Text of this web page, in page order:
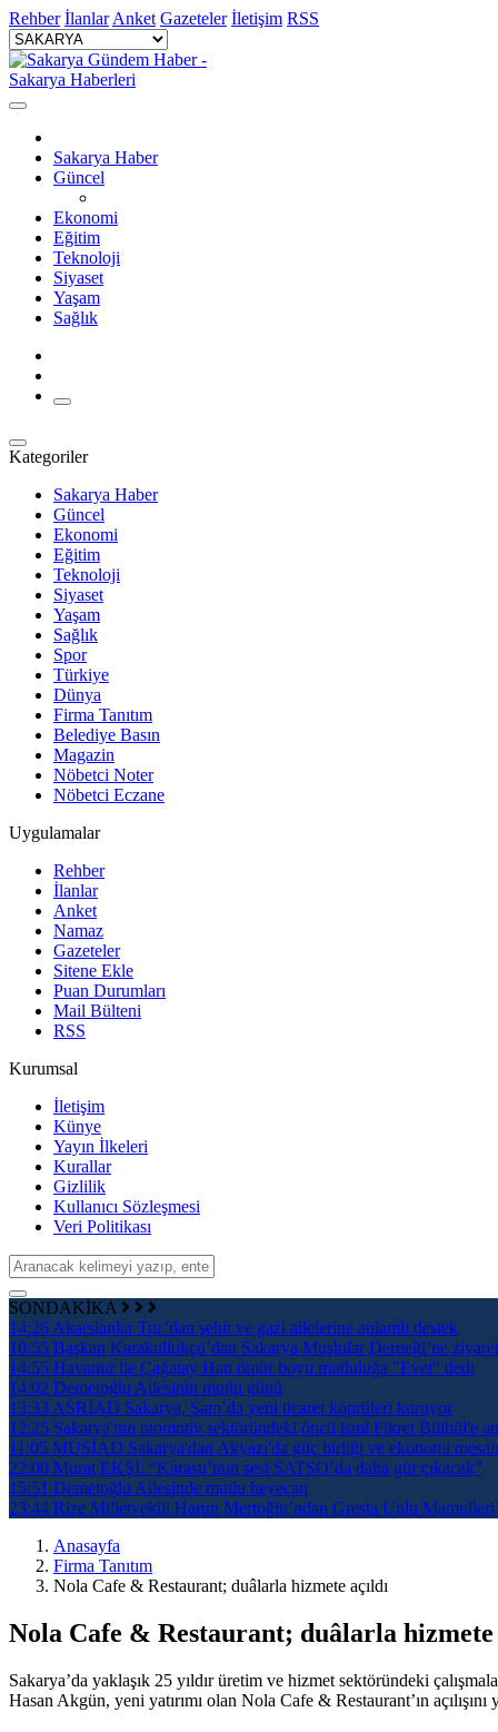
Rehber İlanlar Anket Gazeteler İletişim RSS
Sakarya Haber
Güncel
Ekonomi
Eğitim
Teknoloji
Siyaset
Yaşam
Sağlık
Kategoriler
Sakarya Haber
Güncel
Ekonomi
Eğitim
Teknoloji
Siyaset
Yaşam
Sağlık
Spor
Türkiye
Dünya
Firma Tanıtım
Belediye Basın
Magazin
Nöbetci Noter
Nöbetci Eczane
Uygulamalar
Rehber
İlanlar
Anket
Namaz
Gazeteler
Sitene Ekle
Puan Durumları
Mail Bülteni
RSS
Kurumsal
İletişim
Künye
Yayın İlkeleri
Kurallar
Gizlilik
Kullanıcı Sözleşmesi
Veri Politikası
SONDAKİKA
14:26 Akarslanlar Tur’dan şehit ve gazi ailelerine anlamlı destek
10:55 Başkan Karakullukçu’dan Sakarya Muşlular Derneği’ne ziyaret
14:55 Havanur ile Çağatay Han ömür boyu mutluluğa "Evet" dedi
14:02 Demetoğlu Ailesinin mutlu günü
13:33 ASRİAD Sakarya, Şam’da yeni ticaret köprüleri kuruyor
12:25 Sakarya'nın otomotiv sektöründeki öncü ismi Fikret Bülbül'e
11:05 MÜSİAD Sakarya'dan Akyazı'da güç birliği ve ekonomi
22:00 Murat EKŞİ: “Karasu’nun sesi SATSO’da daha gür çıkacak”
15:51 Demetoğlu Ailesinde mutlu heyecan
23:44 Rize Milletvekili Harun Mertoğlu’ndan Gresta Unlu
Anasayfa
Firma Tanıtım
Nola Cafe & Restaurant; duâlarla hizmete açıldı
Nola Cafe & Restaurant; duâlarla hizmete
Sakarya’da yaklaşık 25 yıldır üretim ve hizmet sektöründeki
Hasan Akgün, yeni yatırımı olan Nola Cafe & Restaurant’ın